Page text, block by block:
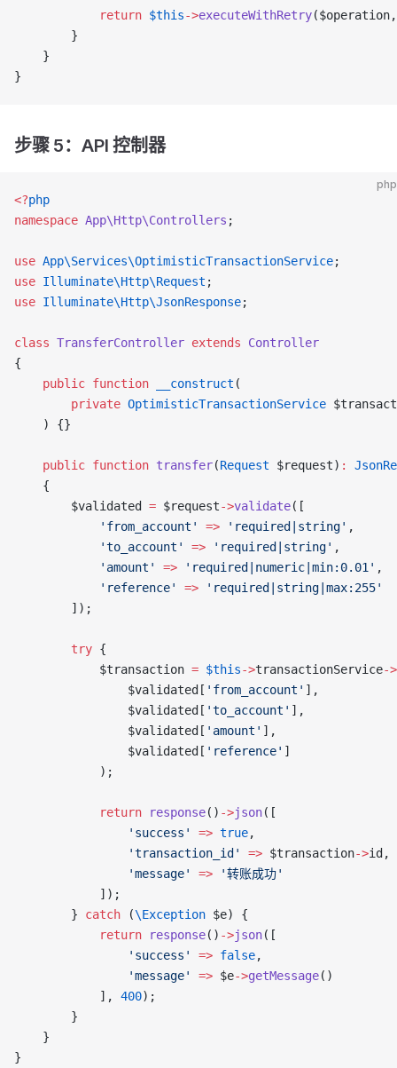
            return
$this->executeWithRetry
        }
    }
}
步骤 5：API 控制器
php
<?php
namespace App\Http\Controllers ;
use App\Services\OptimisticTransactionService;
use Illuminate\Http\Request ;
use Illuminate\Http\JsonResponse;
class TransferController extends Controller
{
    public
function __construct (
        private
OptimisticTransactionService
    ) {}
    public
function transfer(Request $request) :
    {
        $validated
= $request->validate([
            'from_account'
=> 'required|string' ,
            'to_account'
=> 'required|string' ,
            'amount'
=> 'required|numeric|min:0.01' ,
            'reference'
=> 'required|string|max:255'
        ]);
        try
{
            $transaction
= $this->transactionService->
                $validated[
'from_account' ],
                $validated[
'to_account' ],
                $validated[
'amount' ],
                $validated[
'reference' ]
            );
            return
response() ->json([
                'success'
=> true,
                'transaction_id'
=> $transaction->id,
                'message'
=> '转账成功'
            ]);
        }
catch (\Exception $e) {
            return
response() ->json([
                'success'
=> false,
                'message'
=> $e->getMessage()
            ],
400);
        }
    }
}